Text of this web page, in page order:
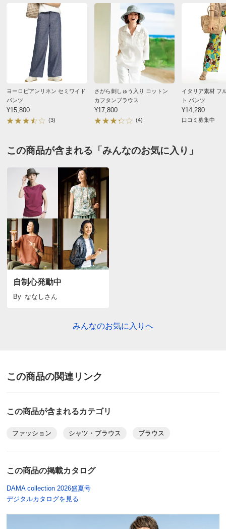
重量（約ｇ） 110
サイズ記号
バスト 114
バスト（適応）
着丈（前） 71
着丈（後） 76
肩幅 49
袖口幅 12
袖回り
袖付幅（袖ぐり幅）
ウエスト(適応)
ヒップ(適応)
重量（約ｇ）
※重量はあくまでも目安となります。商品によっては中心
サイズを参考に掲載しています。
ヨーロピアンリネン セミワイド
パンツ
¥15,800
(3)
さがら刺しゅう入り コットン
カフタンブラウス
¥17,800
(4)
イタリア素材 フ
ト パンツ
¥14,280
口コミ募集中
この商品が含まれる「みんなのお気に入り」
自制心発動中
By ななし さん
みんなのお気に入りへ
この商品の関連リンク
この商品が含まれるカテゴリ
ファッション シャツ・ブラウス ブラウス
この商品の掲載カタログ
DAMA collection 2026盛夏号
デジタルカタログを見る